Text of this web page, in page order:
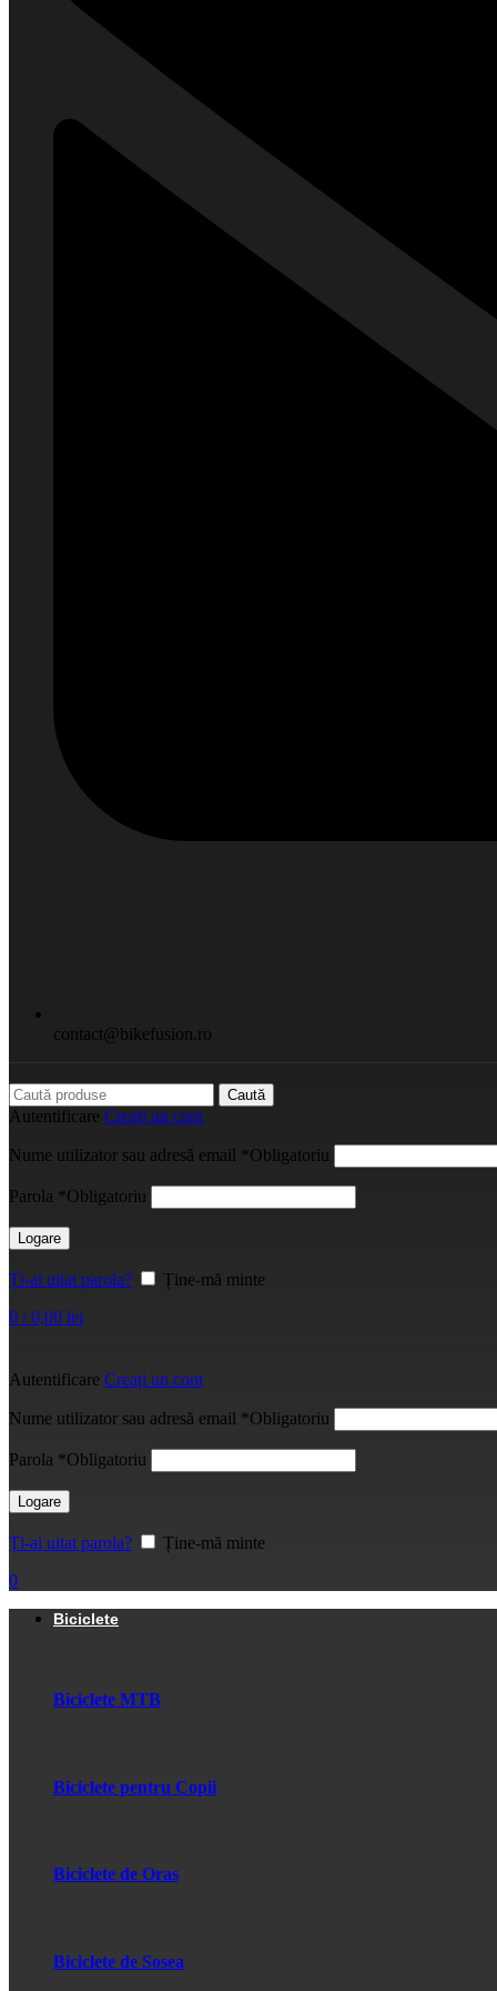
contact@bikefusion.ro
Caută
Autentificare Creați un cont
Nume utilizator sau adresă email *Obligatoriu
Parola *Obligatoriu
Logare
Ți-ai uitat parola?
Ține-mă minte
0 / 0,00 lei
Autentificare Creați un cont
Nume utilizator sau adresă email *Obligatoriu
Parola *Obligatoriu
Logare
Ți-ai uitat parola?
Ține-mă minte
0
Biciclete
Biciclete MTB
Biciclete pentru Copii
Biciclete de Oras
Biciclete de Sosea